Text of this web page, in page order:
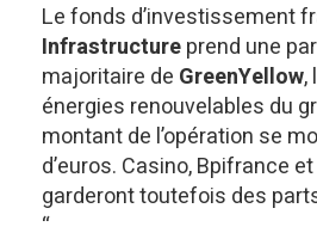
Le fonds d’investissement
Infrastructureprend une
majoritaire de GreenYellow,
énergies renouvelables du
montant de l’opération se
d’euros. Casino, Bpifrance
garderont toutefois des
“